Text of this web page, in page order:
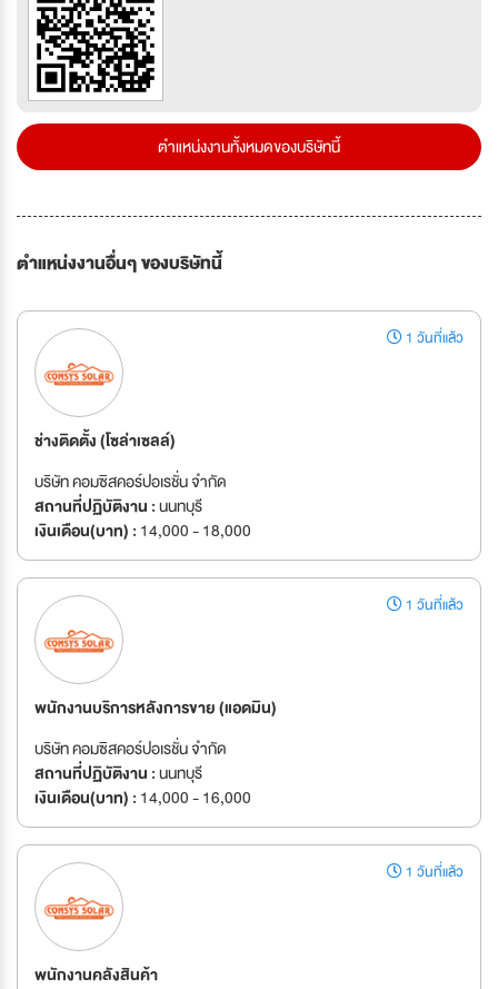
ตำแหน่งงานทั้งหมดของบริษัทนี้
ตำแหน่งงานอื่นๆ ของบริษัทนี้
1 วันที่แล้ว
ช่างติดตั้ง (โซล่าเซลล์)
บริษัท คอมซิสคอร์ปอเรชั่น จำกัด
สถานที่ปฏิบัติงาน :นนทบุรี
เงินเดือน(บาท) : 14,000 - 18,000
1 วันที่แล้ว
พนักงานบริการหลังการขาย (แอดมิน)
บริษัท คอมซิสคอร์ปอเรชั่น จำกัด
สถานที่ปฏิบัติงาน :นนทบุรี
เงินเดือน(บาท) : 14,000 - 16,000
1 วันที่แล้ว
พนักงานคลังสินค้า